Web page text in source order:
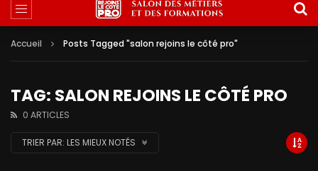
Accueil Posts Tagged "salon rejoins le côté pro"
TAG: SALON REJOINS LE CÔTÉ PRO
0 ARTICLES
TRIER PAR: LES MIEUX NOTÉS